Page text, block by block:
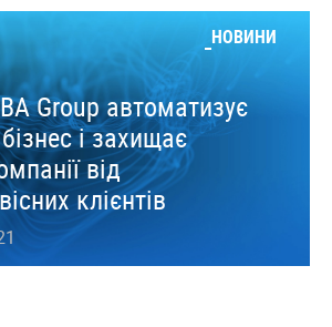
НОВИНИ
Group автоматизує
і захищає
від
клієнтів